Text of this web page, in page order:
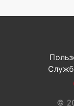
©